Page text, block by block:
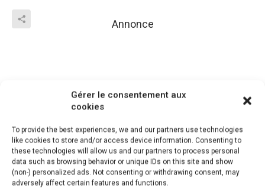
Gérer le consentement aux
cookies
To provide the best experiences, we and our partners use technologies
like cookies to store and/or access device information. Consenting to
these technologies will allow us and our partners to process personal
data such as browsing behavior or unique IDs on this site and show
(non-) personalized ads. Not consenting or withdrawing consent, may
adversely affect certain features and functions.
Annonce